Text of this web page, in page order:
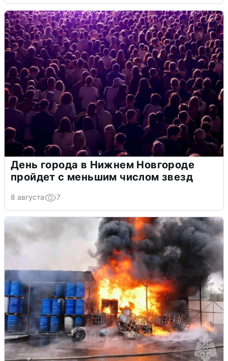
День города в Нижнем Новгороде
пройдет с меньшим числом звезд
8 августа 7